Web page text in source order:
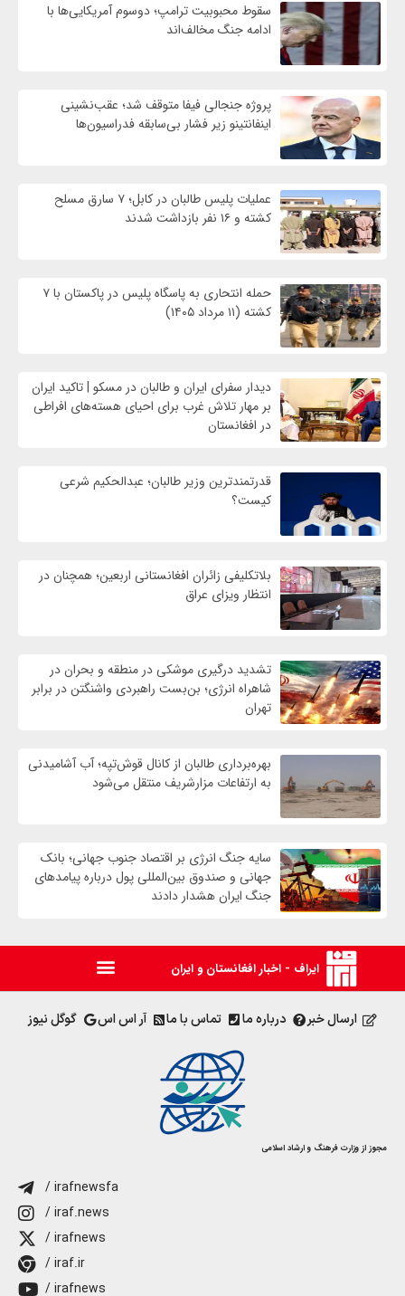
سقوط محبوبیت ترامپ؛ دوسوم آمریکایی‌ها با
ادامه جنگ مخالف‌اند
پروژه جنجالی فیفا متوقف شد؛ عقب‌نشینی
اینفانتینو زیر فشار بی‌سابقه فدراسیون‌ها
عملیات پلیس طالبان در کابل؛ ۷ سارق مسلح
کشته و ۱۶ نفر بازداشت شدند
حمله انتحاری به پاسگاه پلیس در پاکستان با ۷
کشته (۱۱ مرداد ۱۴۰۵)
دیدار سفرای ایران و طالبان در مسکو | تاکید ایران
بر مهار تلاش‌ غرب برای احیای هسته‌های افراطی
در افغانستان
قدرتمندترین وزیر طالبان؛ عبدالحکیم شرعی
کیست؟
بلاتکلیفی زائران افغانستانی اربعین؛ همچنان در
انتظار ویزای عراق
تشدید درگیری موشکی در منطقه و بحران در
شاهراه انرژی؛ بن‌بست راهبردی واشنگتن در برابر
تهران
بهره‌برداری طالبان از کانال قوش‌تپه؛ آب آشامیدنی
به ارتفاعات مزارشریف منتقل می‌شود
سایه جنگ انرژی بر اقتصاد جنوب جهانی؛ بانک
جهانی و صندوق بین‌المللی پول درباره پیامدهای
جنگ ایران هشدار دادند
ایراف - اخبار افغانستان و ایران
ارسال خبر درباره ما تماس با ما آر اس اس گوگل نیوز
مجوز از وزارت فرهنگ و ارشاد اسلامی
/ irafnewsfa
/ iraf.news
/ irafnews
/ iraf.ir
/ irafnews